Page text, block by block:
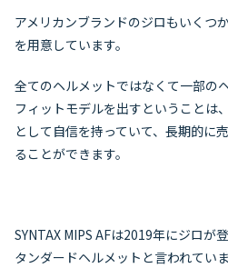
アメリカンブランドのジロもいくつ
を用意しています。
全てのヘルメットではなくて一部の
フィットモデルを出すということは
として自信を持っていて、長期的に
ることができます。
SYNTAX MIPS AFは2019年にジロが
タンダードヘルメットと言われていま